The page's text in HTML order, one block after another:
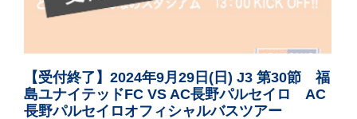
【受付終了】2024年9月29日(日) J3 第30節 福
島ユナイテッドFC VS AC長野パルセイロ AC
長野パルセイロオフィシャルバスツアー